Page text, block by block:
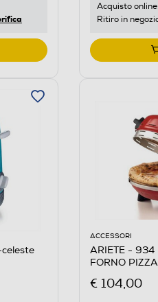
Acquisto online:
Ritiro in
ACCESSORI
ARIETE - 934
FORNO
€ 104,00